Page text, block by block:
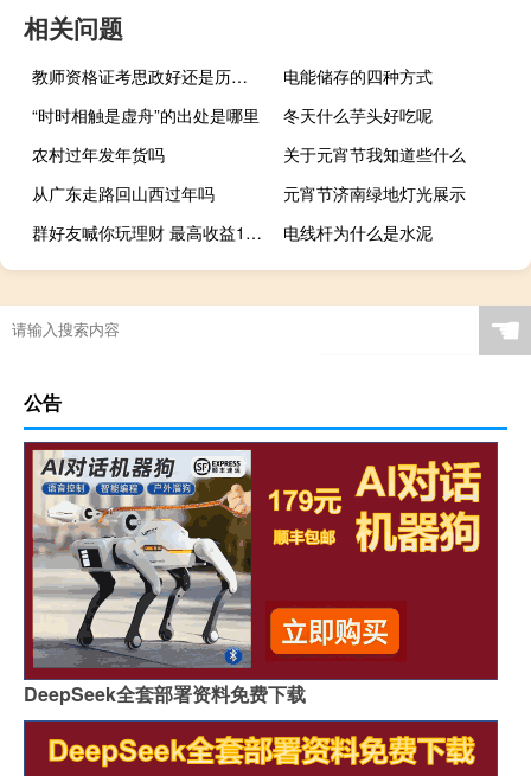
相关问题
教师资格证考思政好还是历史好
电能储存的四种方式
“时时相触是虚舟”的出处是哪里
冬天什么芋头好吃呢
农村过年发年货吗
关于元宵节我知道些什么
从广东走路回山西过年吗
元宵节济南绿地灯光展示
群好友喊你玩理财 最高收益15%？有人两天被坑100万
电线杆为什么是水泥
☚
公告
DeepSeek全套部署资料免费下载